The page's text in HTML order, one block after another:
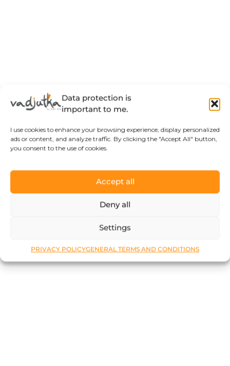
Data protection is
important to me.
I use cookies to enhance your browsing experience, display personalized
ads or content, and analyze traffic. By clicking the "Accept All" button,
you consent to the use of cookies.
Accept all
Deny all
Settings
PRIVACY POLICYGENERAL TERMS AND CONDITIONS